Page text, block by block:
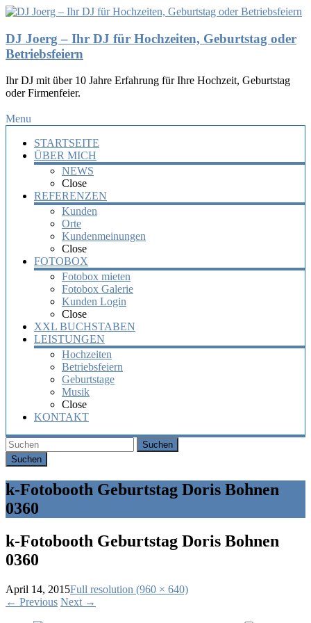
DJ Joerg – Ihr DJ für Hochzeiten, Geburtstag oder
Betriebsfeiern
Ihr DJ mit über 10 Jahre Erfahrung für Ihre Hochzeit, Geburtstag
oder Firmenfeier.
Menu
STARTSEITE
ÜBER MICH
NEWS
Close
REFERENZEN
Kunden
Orte
Kundenmeinungen
Close
FOTOBOX
Fotobox mieten
Fotobox Galerie
Kunden Login
Close
XXL BUCHSTABEN
LEISTUNGEN
Hochzeiten
Betriebsfeiern
Geburtstage
Musik
Close
KONTAKT
Suchen
k-Fotobooth Geburtstag Doris Bohnen
0360
k-Fotobooth Geburtstag Doris Bohnen
0360
April 14, 2015Full resolution (960 × 640)
← Previous Next →